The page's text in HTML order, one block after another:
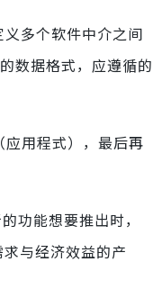
多个软件中介之间
数据格式，应遵循的
用程式），最后再
功能想要推出时，
与经济效益的产